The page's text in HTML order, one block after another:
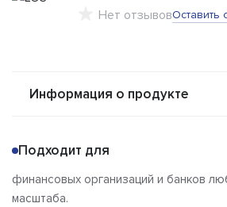
Нет отзывовОставить
Информация о продукте
Стоимость
Сравнения
Отзывы
Подходит для
финансовых организаций и банков
масштаба.